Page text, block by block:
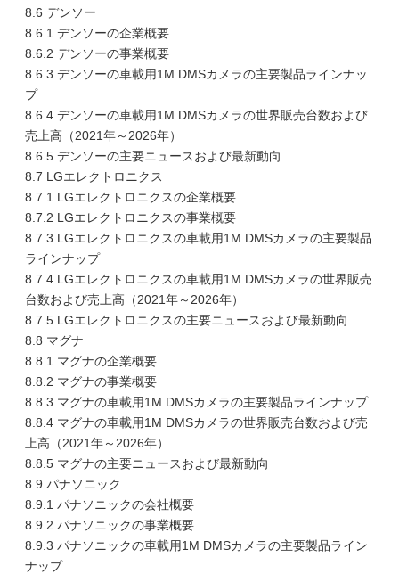
8.6 デンソー
8.6.1 デンソーの企業概要
8.6.2 デンソーの事業概要
8.6.3 デンソーの車載用1M DMSカメラの主要製品ラインナッ
プ
8.6.4 デンソーの車載用1M DMSカメラの世界販売台数および
売上高（2021年～2026年）
8.6.5 デンソーの主要ニュースおよび最新動向
8.7 LGエレクトロニクス
8.7.1 LGエレクトロニクスの企業概要
8.7.2 LGエレクトロニクスの事業概要
8.7.3 LGエレクトロニクスの車載用1M DMSカメラの主要製品
ラインナップ
8.7.4 LGエレクトロニクスの車載用1M DMSカメラの世界販売
台数および売上高（2021年～2026年）
8.7.5 LGエレクトロニクスの主要ニュースおよび最新動向
8.8 マグナ
8.8.1 マグナの企業概要
8.8.2 マグナの事業概要
8.8.3 マグナの車載用1M DMSカメラの主要製品ラインナップ
8.8.4 マグナの車載用1M DMSカメラの世界販売台数および売
上高（2021年～2026年）
8.8.5 マグナの主要ニュースおよび最新動向
8.9 パナソニック
8.9.1 パナソニックの会社概要
8.9.2 パナソニックの事業概要
8.9.3 パナソニックの車載用1M DMSカメラの主要製品ライン
ナップ